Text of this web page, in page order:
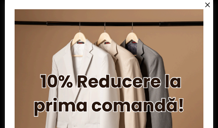
Reg. Com.: J07/1134/1994
Facebook
TwitterYouTube
Informatii
Contul meu